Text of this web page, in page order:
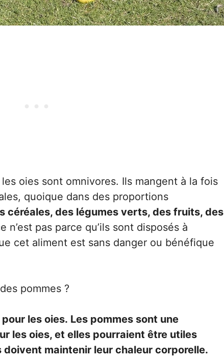
oies sont omnivores. Ils mangent à la fois
quoique dans des proportions
céréales, des légumes verts, des fruits, des
n’est pas parce qu’ils sont disposés à
cet aliment est sans danger ou bénéfique
pommes ?
les oies. Les pommes sont une
les oies, et elles pourraient être utiles
doivent maintenir leur chaleur corporelle.